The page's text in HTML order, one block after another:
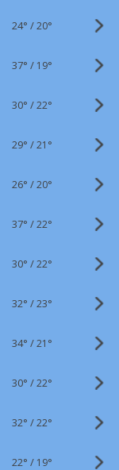
24° /20°
37° / 19°
30° /22°
29° /21°
26° /20°
37° /22°
30° /22°
32° /23°
34° /21°
30° /22°
32° /22°
22° / 19°